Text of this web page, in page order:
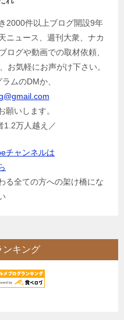
2000件以上ブログ開設9年
ニュース、週刊大衆、ナカ
ログや動画での取材依頼、
お気軽にお声がけ下さい。
ムのDMか、
願いします。
1.2万人越え／
チャンネルは
る全ての方への架け橋にな
ンキング